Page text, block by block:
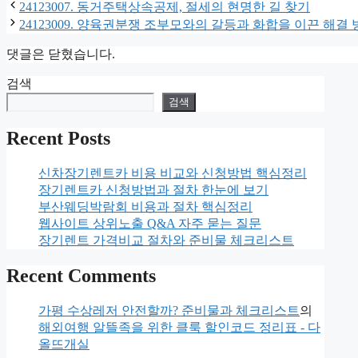
테
고
그
24123007. 동거주택상속공제, 절세의 현명한 길 찾기
24123009. 양육권분쟁 조부모와의 갈등과 화합을 이끈 해결
댓글은 닫혔습니다.
검색
검색
Recent Posts
신차장기렌트카 비용 비교와 신청방법 핵심정리
장기렌트카 신청방법과 절차 한눈에 보기
부산웨딩박람회 비용과 절차 핵심정리
웹사이트 상위노출 Q&A 자주 묻는 질문
장기렌트 가격비교 절차와 준비물 체크리스트
Recent Comments
가평 수상레저 안전할까? 준비물과 체크리스트의
해외여행 알뜰족을 위한 클룩 할인코드 정리표 - 다
올뜨개실